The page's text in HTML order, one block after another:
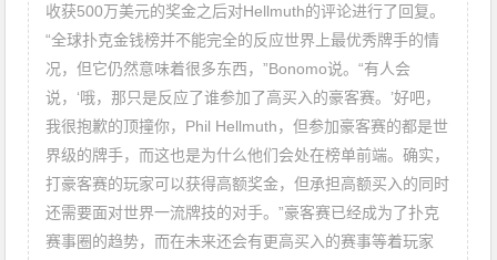
收获500万美元的奖金之后对Hellmuth的评论进行了回复。
“全球扑克金钱榜并不能完全的反应世界上最优秀牌手的情
况，但它仍然意味着很多东西，”Bonomo说。“有人会
说，‘哦，那只是反应了谁参加了高买入的豪客赛。’好吧，
我很抱歉的顶撞你，Phil Hellmuth，但参加豪客赛的都是世
界级的牌手，而这也是为什么他们会处在榜单前端。确实，
打豪客赛的玩家可以获得高额奖金，但承担高额买入的同时
还需要面对世界一流牌技的对手。”豪客赛已经成为了扑克
赛事圈的趋势，而在未来还会有更高买入的赛事等着玩家